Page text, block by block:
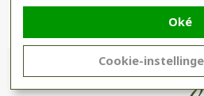
overige partijen blijven
Oké
Cookie-